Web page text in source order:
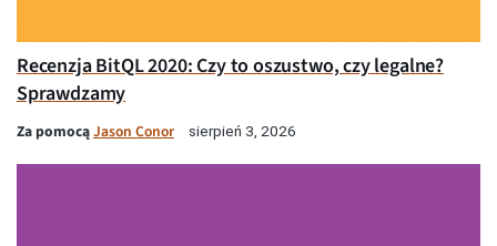
Recenzja BitQL 2020: Czy to oszustwo, czy legalne?
Sprawdzamy
Za pomocąJason Conor sierpień 3, 2026